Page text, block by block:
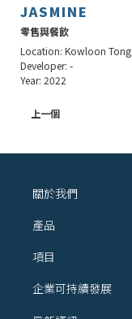
JASMINE
零售與餐飲
Location: Kowloon Tong
Developer: -
Year: 2022
上一個
關於我們
產品
項目
企業可持續發展